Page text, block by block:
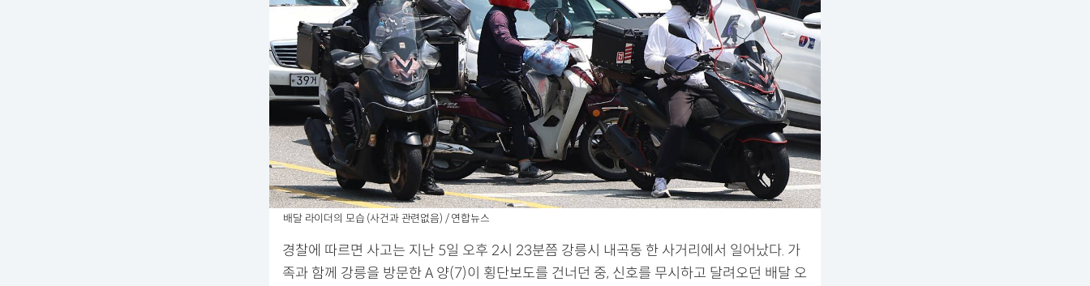
배달 라이더의 모습 (사건과 관련없음) / 연합뉴스
경찰에 따르면 사고는 지난 5일 오후 2시 23분쯤 강릉시 내곡동 한 사거리에서 일어났다. 가
족과 함께 강릉을 방문한 A 양(7)이 횡단보도를 건너던 중, 신호를 무시하고 달려오던 배달 오